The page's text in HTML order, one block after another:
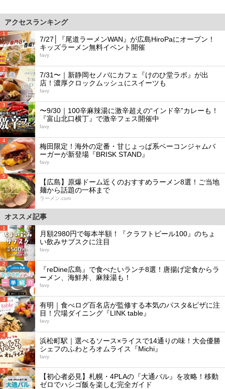
アクセスランキング
1
7/27│『尾道ラーメンWAN』が広島HiroPaにオープン！
キッズラーメン無料イベント開催
favy
2
7/31〜｜新静岡セノバにカフェ『けのひ堂ラボ』が出
店！濃厚クロックムッシュにスイーツも
favy
3
〜9/30｜100辛麻辣湯に激辛超えの“インド辛”カレーも！
『富山北口横丁』で激辛フェス開催中
favy
4
梅田限定！海外の定番・甘じょっぱ系ベーコンジャムバ
ーガーが新登場『BRISK STAND』
favy
5
【広島】原爆ドーム近くのおすすめラーメン8選！ご当地
麺から話題の一杯まで
ラーメン.com
オススメ記事
1
月額2980円で毎本半額！『クラフトビール100』のちょ
い飲みサブスクに注目
favy
2
『reDine広島』で食べたいランチ8選！唐揚げ定食からラ
ーメン、海鮮丼、麻辣湯も！
favy
3
有明｜食べログ百名店が監修する本気のパスタ&ピザに注
目！穴場ダイニング『LINK table』
favy
4
浜松町駅｜選べるソース×ライスで14通りの味！大会優勝
シェフのふわとろオムライス『Michi』
favy
5
【初心者必見】札幌・4PLAの『大通バル』を攻略！移動
ゼロでハシゴ飯を楽しむ完全ガイド